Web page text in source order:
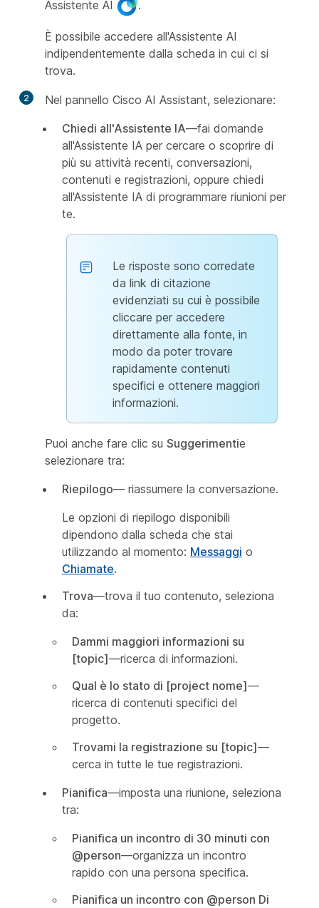
Assistente AI .
È possibile accedere all'Assistente AI
indipendentemente dalla scheda in cui ci si
trova.
2
Nel pannello Cisco AI Assistant, selezionare:
Chiedi all'Assistente IA—fai domande
all'Assistente IA per cercare o scoprire di
più su attività recenti, conversazioni,
contenuti e registrazioni, oppure chiedi
all'Assistente IA di programmare riunioni per
te.
Le risposte sono corredate
da link di citazione
evidenziati su cui è possibile
cliccare per accedere
direttamente alla fonte, in
modo da poter trovare
rapidamente contenuti
specifici e ottenere maggiori
informazioni.
Puoi anche fare clic su Suggerimentie
selezionare tra:
Riepilogo— riassumere la conversazione.
Le opzioni di riepilogo disponibili
dipendono dalla scheda che stai
utilizzando al momento: Messaggi o
Chiamate.
Trova—trova il tuo contenuto, seleziona
da:
Dammi maggiori informazioni su
[topic]—ricerca di informazioni.
Qual è lo stato di [project nome]—
ricerca di contenuti specifici del
progetto.
Trovami la registrazione su [topic]—
cerca in tutte le tue registrazioni.
Pianifica—imposta una riunione, seleziona
tra:
Pianifica un incontro di 30 minuti con
@person—organizza un incontro
rapido con una persona specifica.
Pianifica un incontro con @person Di